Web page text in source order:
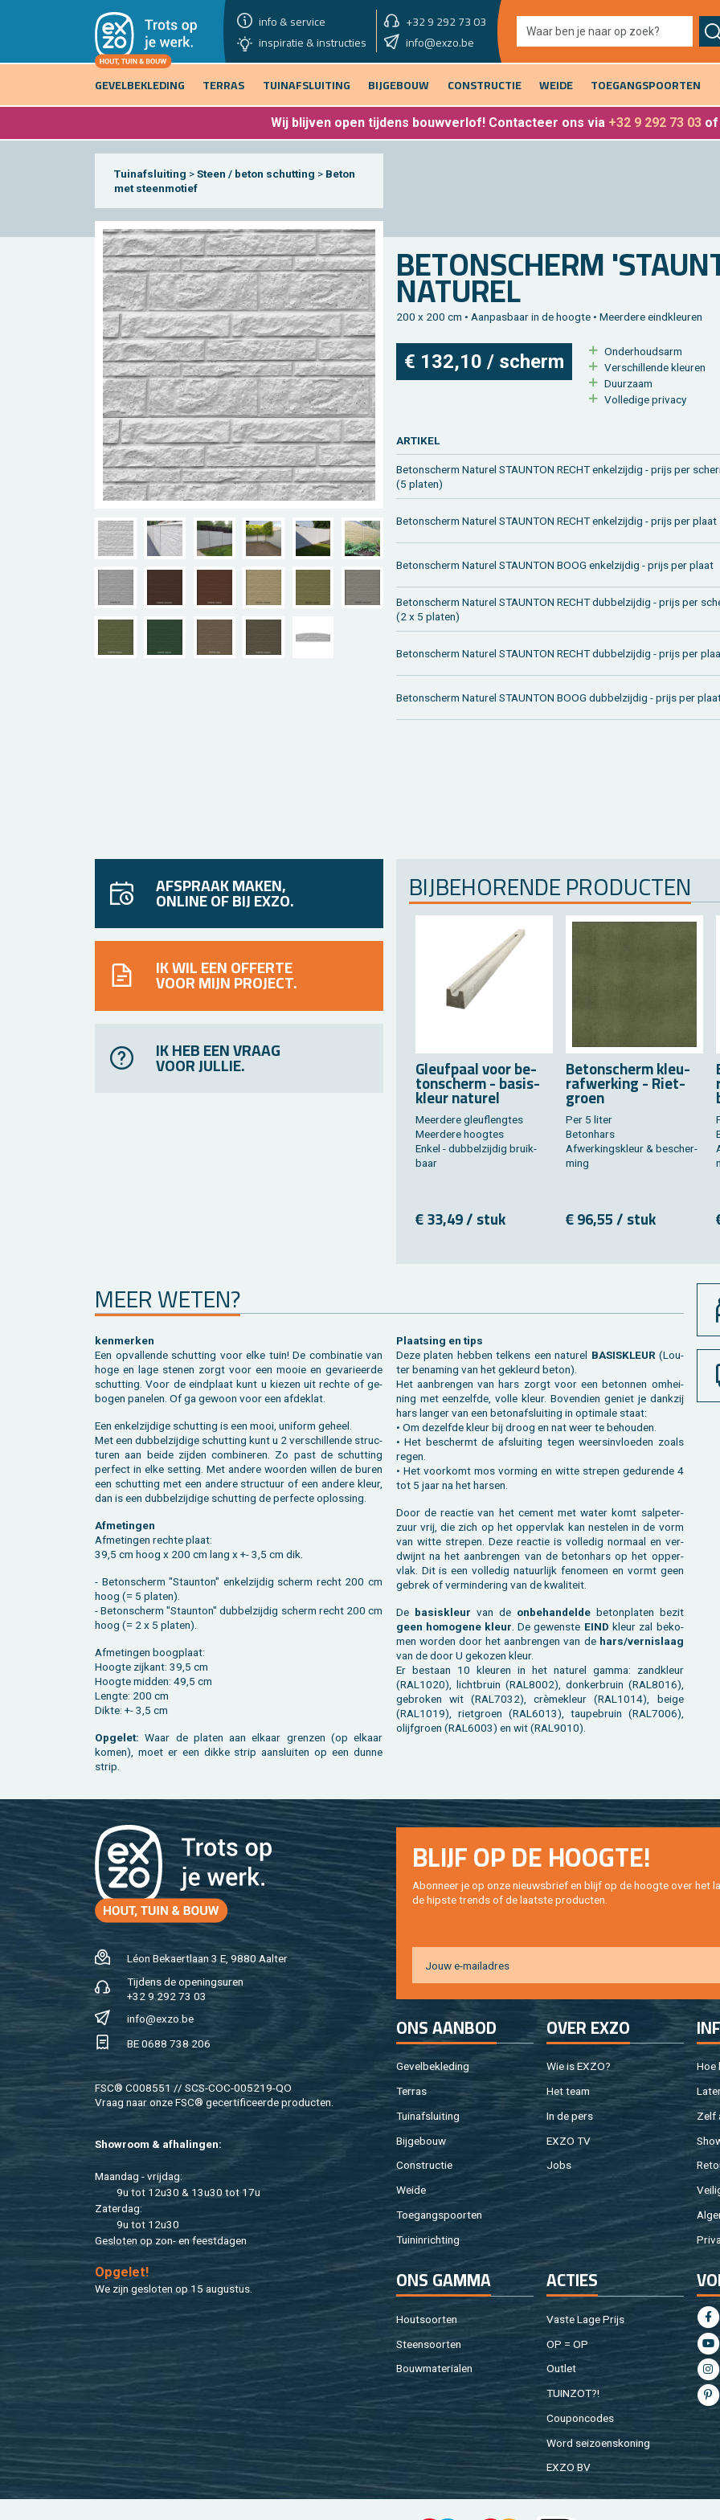
info & service +32 9 292 73 03
showroom vandaag
inspiratie & instructies
info@exzo.be 9u - 12u30 & 13u30 - 17u
GEVELBEKLEDING
TERRAS TUINAFSLUITING BIJGEBOUW CONSTRUCTIE WEIDE TOEGANGSPOORTEN
Wij blijven open tijdens bouwverlof! Contacteer ons via +32 9 292 73 03 of
Tuinafsluiting >Steen / beton schutting > Beton
met steenmotief
BE­TON­SCHERM
NA­TU­REL
200 x 200 cm • Aan­pas­baar in de hoog­te • Meer­de­re eind­kleu­ren
€ 132,10 / scherm
On­der­houds­arm
Ver­schil­len­de kleu­ren
Duur­zaam
Vol­le­di­ge pri­va­cy
AR­TI­KEL
Be­ton­scherm Na­tu­rel STAUN­T­ON RECHT en­kel­zij­dig - prijs per
(5 pla­ten)
Be­ton­scherm Na­tu­rel STAUN­T­ON RECHT en­kel­zij­dig - prijs per plaat
Be­ton­scherm Na­tu­rel STAUN­T­ON BOOG en­kel­zij­dig - prijs per plaat
Be­ton­scherm Na­tu­rel STAUN­T­ON RECHT dub­bel­zij­dig - prijs per
(2 x 5 pla­ten)
Be­ton­scherm Na­tu­rel STAUN­T­ON RECHT dub­bel­zij­dig - prijs per
Be­ton­scherm Na­tu­rel STAUN­T­ON BOOG dub­bel­zij­dig - prijs per
AFSPRAAK MAKEN,
ONLINE OF BIJ EXZO.
IK WIL EEN OFFERTE
VOOR MIJN PROJECT.
IK HEB EEN VRAAG
VOOR JULLIE.
BIJ­BE­HO­REN­DE PRO­DUC­TEN
Gleuf­paal voor be­
ton­scherm - ba­sis­
kleur na­tu­rel
Meer­de­re gleu­fleng­tes
Meer­de­re hoog­tes
Enkel - dub­bel­zij­dig bruik­
baar
€ 33,49 / stuk
Be­ton­scherm kleu­
raf­wer­king - Riet­
groen
Per 5 liter
Be­ton­hars
Af­wer­kings­kleur & be­scher­
ming
€ 96,55 / stuk
MEER WETEN?
ken­mer­ken
Een op­val­len­de schut­ting voor elke tuin! De com­bi­na­tie van
hoge en lage ste­nen zorgt voor een mooie en ge­va­ri­eer­de
schut­ting. Voor de eind­plaat kunt u kie­zen uit rech­te of ge­
bo­gen pa­ne­len. Of ga ge­woon voor een af­dek­lat.
Een en­kel­zij­di­ge schut­ting is een mooi, uni­form ge­heel.
Met een dub­bel­zij­di­ge schut­ting kunt u 2 ver­schil­len­de struc­
tu­ren aan beide zij­den com­bi­ne­ren. Zo past de schut­ting
per­fect in elke set­ting. Met an­de­re woor­den wil­len de buren
een schut­ting met een an­de­re struc­tuur of een an­de­re kleur,
dan is een dub­bel­zij­di­ge schut­ting de per­fec­te op­los­sing.
Af­me­tin­gen
Af­me­tin­gen rech­te plaat:
39,5 cm hoog x 200 cm lang x +- 3,5 cm dik.
- Be­ton­scherm "Staun­t­on" en­kel­zij­dig scherm recht 200 cm
hoog (= 5 pla­ten).
- Be­ton­scherm "Staun­t­on" dub­bel­zij­dig scherm recht 200 cm
hoog (= 2 x 5 pla­ten).
Af­me­tin­gen boog­plaat:
Hoog­te zij­kant: 39,5 cm
Hoog­te mid­den: 49,5 cm
Leng­te: 200 cm
Dikte: +- 3,5 cm
Op­ge­let: Waar de pla­ten aan el­kaar gren­zen (op el­kaar
komen), moet er een dikke strip aan­slui­ten op een dunne
strip.
Plaat­sing en tips
Deze pla­ten heb­ben tel­kens een na­tu­rel BA­SIS­KLEUR(Lou­
ter be­na­ming van het ge­kleurd beton).
Het aan­bren­gen van hars zorgt voor een be­ton­nen om­hei­
ning met een­zelf­de, volle kleur. Bo­ven­dien ge­niet je dank­zij
hars lan­ger van een be­ton­af­slui­ting in op­ti­ma­le staat:
• Om de­zelf­de kleur bij droog en nat weer te be­hou­den.
• Het be­schermt de af­slui­ting tegen weers­in­vloe­den zoals
regen.
• Het voor­komt mos vor­ming en witte stre­pen ge­du­ren­de 4
tot 5 jaar na het har­sen.
Door de re­ac­tie van het ce­ment met water komt sal­pe­ter­
zuur vrij, die zich op het op­per­vlak kan nes­te­len in de vorm
van witte stre­pen. Deze re­ac­tie is vol­le­dig nor­maal en ver­
dwijnt na het aan­bren­gen van de be­ton­hars op het op­per­
vlak. Dit is een vol­le­dig na­tuur­lijk fe­no­meen en vormt geen
ge­brek of ver­min­de­ring van de kwa­li­teit.
De ba­sis­kleur van de on­be­han­del­debe­ton­pla­ten bezit
geen ho­mo­ge­ne kleur. De ge­wens­te EIND kleur zal be­ko­
men wor­den door het aan­bren­gen van de hars/ver­nis­laag
van de door U ge­ko­zen kleur.
Er be­staan 10 kleu­ren in het na­tu­rel gamma: zand­kleur
(RAL1020), licht­bruin (RAL8002), don­ker­bruin (RAL8016),
ge­bro­ken wit (RAL7032), crème­kleur (RAL1014), beige
(RAL1019), riet­groen (RAL6013), tau­pe­bruin (RAL7006),
olijf­groen (RAL6003) en wit (RAL9010).
Léon Be­kaert­laan 3 E, 9880 Aal­ter
Tij­dens de ope­nings­uren
+32 9 292 73 03
info@​exzo.​be
BE 0688 738 206
FSC® C008551 // SCS-COC-005219-QO
Vraag naar onze FSC® ge­cer­ti­fi­ceer­de pro­duc­ten.
Show­room & af­ha­lin­gen:
Maan­dag - vrij­dag:
9u tot 12u30 & 13u30 tot 17u
Za­ter­dag:
9u tot 12u30
Ge­slo­ten op zon- en feest­da­gen
Op­ge­let!
We zijn ge­slo­ten op 15 au­gus­tus.
BLIJF OP DE HOOG­TE!
Abon­neer je op onze nieuws­brief en blijf op de hoog­te over het
de hip­s­te trends of de laat­ste pro­duc­ten.
ONS AAN­BOD
Ge­vel­be­kle­ding
Ter­ras
Tuin­af­slui­ting
Bij­ge­bouw
Con­struc­tie
Weide
Toe­gangs­poor­ten
Tuin­in­rich­ting
OVER EXZO
Wie is EXZO?
Het team
In de pers
EXZO TV
Jobs
Hoe
Zelf
ONS GAMMA
Hout­soor­ten
Steen­soor­ten
Bouw­ma­te­ri­a­len
AC­TIES
Vaste Lage Prijs
OP = OP
Out­let
TUIN­ZOT?!
Cou­pon­co­des
Word sei­zoens­ko­ning
EXZO BV